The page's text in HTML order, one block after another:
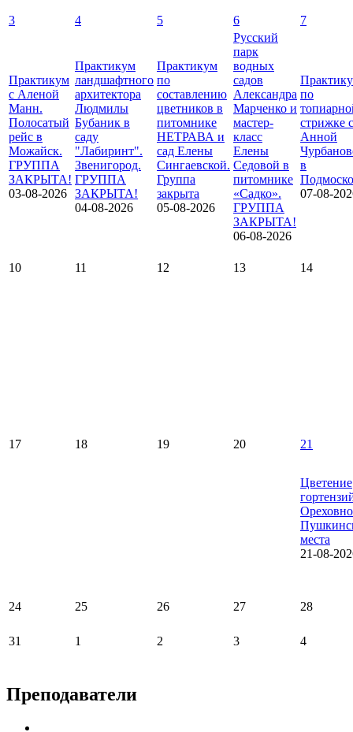
3 4 5 6 7
Практикум
с Аленой
Манн.
Полосатый
рейс в
Можайск.
ГРУППА
ЗАКРЫТА!
03-08-2026
Практикум
ландшафтного
архитектора
Людмилы
Бубаник в
саду
"Лабиринт".
Звенигород.
ГРУППА
ЗАКРЫТА!
04-08-2026
Практикум
по
составлению
цветников в
питомнике
НЕТРАВА и
сад Елены
Сингаевской.
Группа
закрыта
05-08-2026
Русский
парк
водных
садов
Александра
Марченко и
мастер-
класс
Елены
Седовой в
питомнике
«Садко».
ГРУППА
ЗАКРЫТА!
06-08-2026
по
стрижке с
Анной
в
07-08-
10 11 12 13 14
17 18 19 20 21
Цветение
места
21-08-
24 25 26 27 28
31 1 2 3 4
Преподаватели